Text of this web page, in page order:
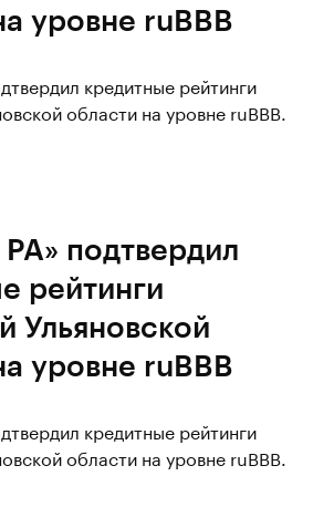
уровне ruBBB
кредитные рейтинги
области на уровне ruBBB.
подтвердил
рейтинги
Ульяновской
уровне ruBBB
кредитные рейтинги
области на уровне ruBBB.